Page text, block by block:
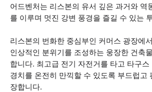
어드벤처는 리스본의 유서 깊은 과거와 역
를 이루며 멋진 강변 풍경을 즐길 수 있는
리스본의 번화한 중심부인 커머스 광장에
인상적인 분위기를 조성하는 웅장한 건축
합니다. 최고급 전기 자전거를 타고 타구스
경치를 온전히 만끽할 수 있도록 부드럽고
장합니다.